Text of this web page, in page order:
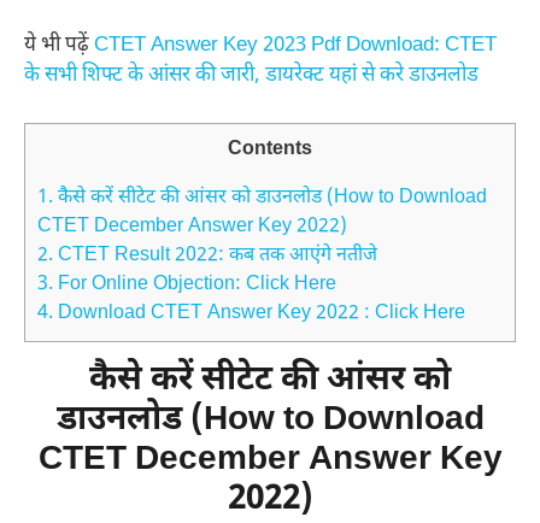
ये भी पढ़ेंCTET Answer Key 2023 Pdf Download: CTET
के सभी शिफ्ट के आंसर की जारी, डायरेक्ट यहां से करे डाउनलोड
Contents
1. कैसे करें सीटेट की आंसर को डाउनलोड (How to Download
CTET December Answer Key 2022)
2. CTET Result 2022: कब तक आएंगे नतीजे
3. For Online Objection: Click Here
4. Download CTET Answer Key 2022 : Click Here
कैसे करें सीटेट की आंसर को
डाउनलोड (How to Download
CTET December AnswerKey
2022)